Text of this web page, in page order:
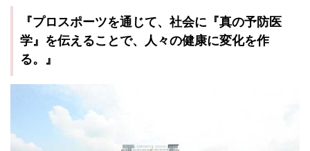
『プロスポーツを通じて、社会に『真の予防医
学』を伝えることで、人々の健康に変化を作
る。』